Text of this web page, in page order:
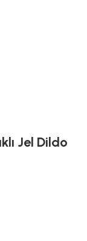
Jel Dildo